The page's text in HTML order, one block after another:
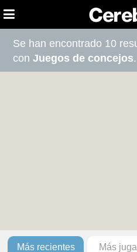
Se han encontrado 10
conJuegos de concejos.
Más recientes Más